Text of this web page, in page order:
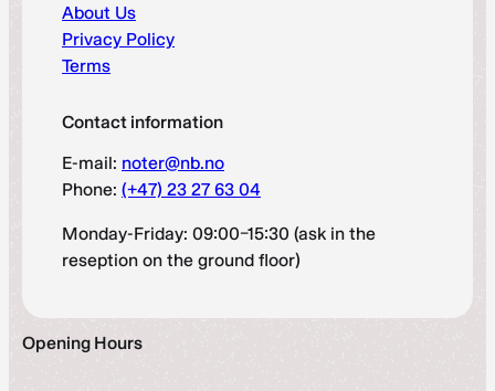
About Us
Privacy Policy
Terms
Contact information
E-mail: noter@nb.no
Phone: (+47) 23 27 63 04
Monday-Friday: 09:00–15:30 (ask in the
reseption on the ground floor)
Opening Hours